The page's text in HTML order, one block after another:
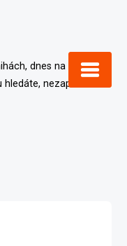
dnes na internetu.
nezapomeňte